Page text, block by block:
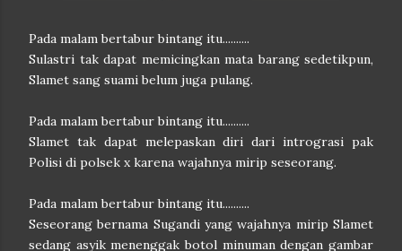
Pada malam bertabur bintang itu..........
Sulastri tak dapat memicingkan mata barang sedetikpun,
Slamet sang suami belum juga pulang.
Pada malam bertabur bintang itu..........
Slamet tak dapat melepaskan diri dari intrograsi pak
Polisi di polsek x karena wajahnya mirip seseorang.
Pada malam bertabur bintang itu..........
Seseorang bernama Sugandi yang wajahnya mirip Slamet
sedang asyik menenggak botol minuman dengan gambar